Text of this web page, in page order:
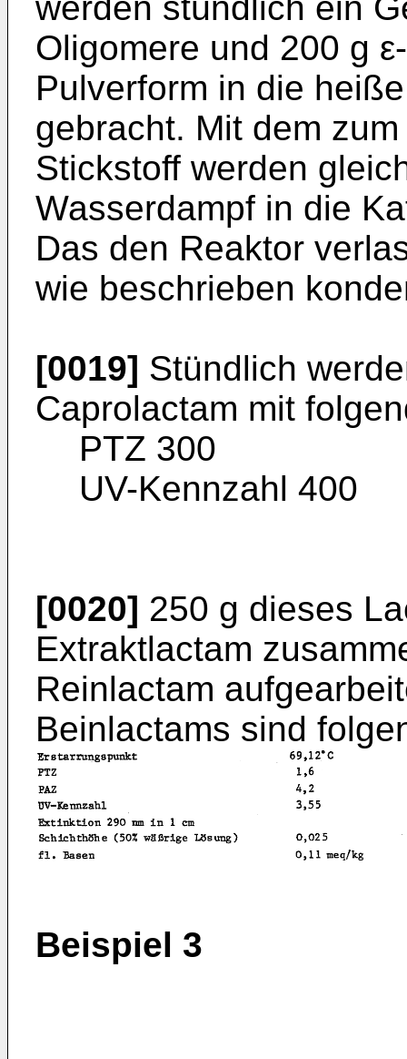
Oligomere und 200 g
Pulverform in die
gebracht. Mit dem
Stickstoff werden
Wasserdampf in die
Das den Reaktor
wie beschrieben
[0019] Stündlich
Caprolactam mit
PTZ 300
UV-Kennzahl 400
[0020] 250 g dieses
Extraktlactam
Reinlactam
Beinlactams sind
Beispiel 3